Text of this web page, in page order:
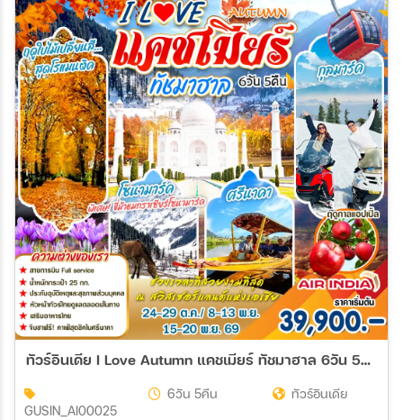
ทัวร์อินเดีย I Love Autumn แคชเมียร์ ทัชมาฮาล 6วัน 5คืน (AI)
GUSIN_AI00025
6วัน 5คืน ทัวร์อินเดีย